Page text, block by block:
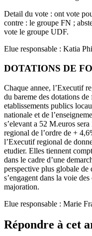
Detail du vote : ont vote
contre : le groupe FN ;
vote le groupe UDF.
Elue responsable : Katia
DOTATIONS DE
Chaque annee, l’Executif
du bareme des dotations
etablissements publics
nationale et de
s’elevant a 52 M.euros
regional de l’ordre de +
l’Executif regional de
etudier. Elles tiennent
dans le cadre d’une
perspective plus globale de
s’engagent dans la voie
majoration.
Elue responsable : Marie
Répondre à cet